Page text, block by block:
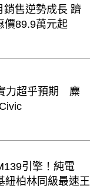
銷售逆勢成長 躋
價89.9萬元起
力超乎預期 麋
引擎！純電
紐柏林同級最速王